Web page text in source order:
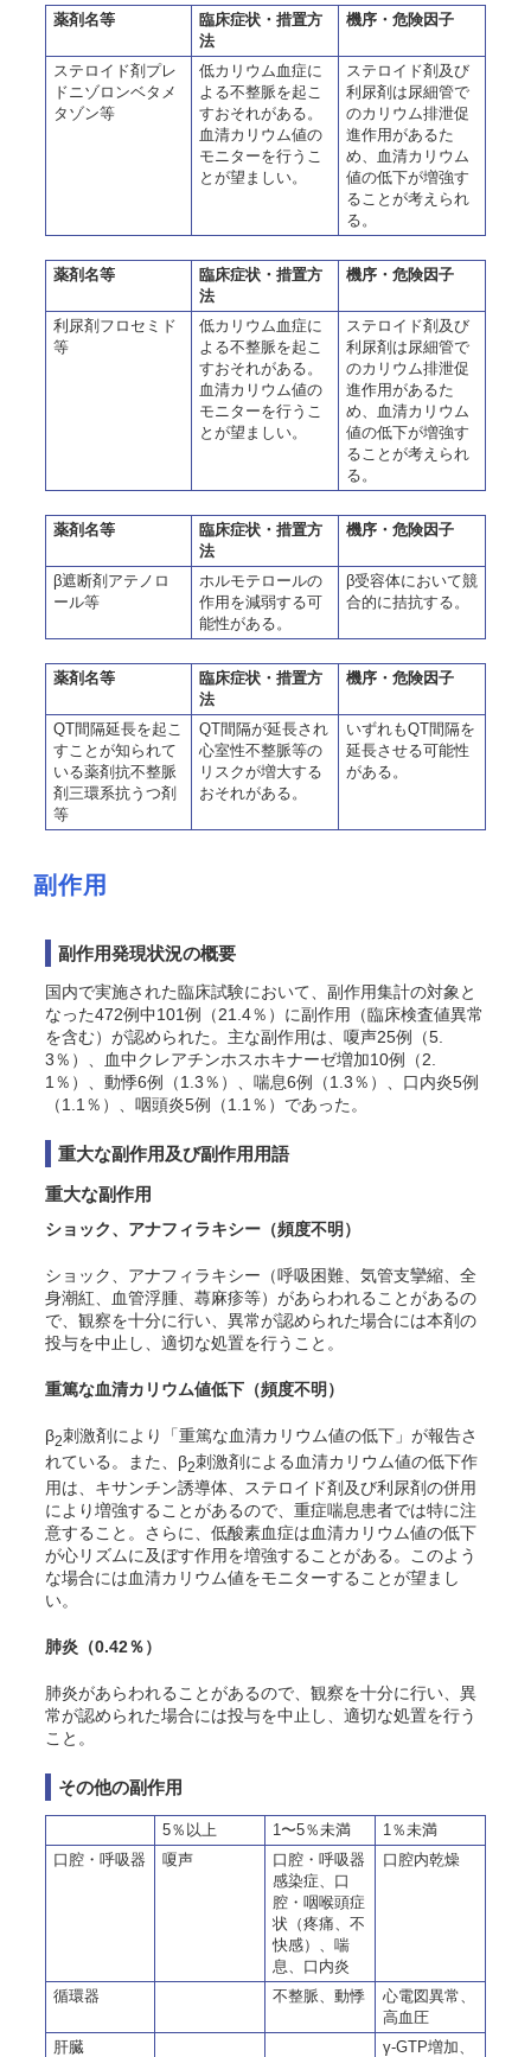
薬剤名等
臨床症状・措置方
法
機序・危険因子
ステロイド剤プレ
ドニゾロンベタメ
タゾン等
低カリウム血症に
よる不整脈を起こ
すおそれがある。
血清カリウム値の
モニターを行うこ
とが望ましい。
ステロイド剤及び
利尿剤は尿細管で
のカリウム排泄促
進作用があるた
め、血清カリウム
値の低下が増強す
ることが考えられ
る。
薬剤名等
臨床症状・措置方
法
機序・危険因子
利尿剤フロセミド
等
低カリウム血症に
よる不整脈を起こ
すおそれがある。
血清カリウム値の
モニターを行うこ
とが望ましい。
ステロイド剤及び
利尿剤は尿細管で
のカリウム排泄促
進作用があるた
め、血清カリウム
値の低下が増強す
ることが考えられ
る。
薬剤名等
臨床症状・措置方
法
機序・危険因子
β遮断剤アテノロ
ール等
ホルモテロールの
作用を減弱する可
能性がある。
β受容体において競
合的に拮抗する。
薬剤名等
臨床症状・措置方
法
機序・危険因子
QT間隔延長を起こ
すことが知られて
いる薬剤抗不整脈
剤三環系抗うつ剤
等
QT間隔が延長され
心室性不整脈等の
リスクが増大する
おそれがある。
いずれもQT間隔を
延長させる可能性
がある。
副作用
副作用発現状況の概要
国内で実施された臨床試験において、副作用集計の対象と
なった472例中101例（21.4％）に副作用（臨床検査値異常
を含む）が認められた。主な副作用は、嗄声25例（5.
3％）、血中クレアチンホスホキナーゼ増加10例（2.
1％）、動悸6例（1.3％）、喘息6例（1.3％）、口内炎5例
（1.1％）、咽頭炎5例（1.1％）であった。
重大な副作用及び副作用用語
重大な副作用
ショック、アナフィラキシー （頻度不明）
ショック、アナフィラキシー（呼吸困難、気管支攣縮、全
身潮紅、血管浮腫、蕁麻疹等）があらわれることがあるの
で、観察を十分に行い、異常が認められた場合には本剤の
投与を中止し、適切な処置を行うこと。
重篤な血清カリウム値低下 （頻度不明）
β2刺激剤により「重篤な血清カリウム値の低下」が報告さ
れている。また、β2刺激剤による血清カリウム値の低下作
用は、キサンチン誘導体、ステロイド剤及び利尿剤の併用
により増強することがあるので、重症喘息患者では特に注
意すること。さらに、低酸素血症は血清カリウム値の低下
が心リズムに及ぼす作用を増強することがある。このよう
な場合には血清カリウム値をモニターすることが望まし
い。
肺炎 （0.42％）
肺炎があらわれることがあるので、観察を十分に行い、異
常が認められた場合には投与を中止し、適切な処置を行う
こと。
その他の副作用
5％以上 1〜5％未満
1％未満
口腔・呼吸器
嗄声
口腔・呼吸器
感染症、口
腔・咽喉頭症
状（疼痛、不
快感）、喘
息、口内炎
口腔内乾燥
循環器 不整脈、動悸
心電図異常、
高血圧
肝臓
γ-GTP増加、